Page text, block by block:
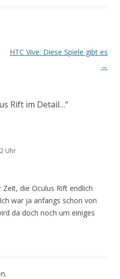
HTC Vive: Diese Spiele gibt es
→
Rift im Detail…“
Uhr
die Oculus Rift endlich
war ja anfangs schon von
da doch noch um einiges